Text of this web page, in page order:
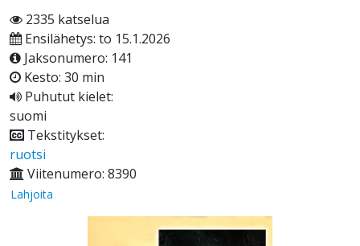
2335 katselua
Ensilähetys: to 15.1.2026
Jaksonumero: 141
Kesto: 30 min
Puhutut kielet:
suomi
Tekstitykset:
ruotsi
Viitenumero: 8390
Lahjoita